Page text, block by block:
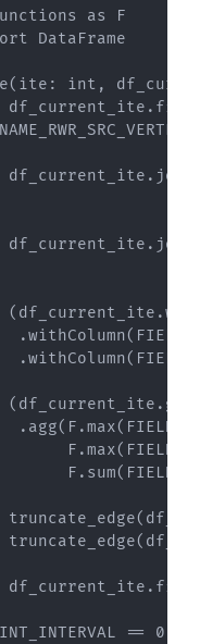
as F
DataFrame
int,
== 0: